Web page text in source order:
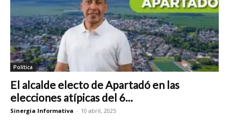
Política
El alcalde electo de Apartadó en las
elecciones atípicas del 6...
Sinergia Informativa - 10 abril, 2025